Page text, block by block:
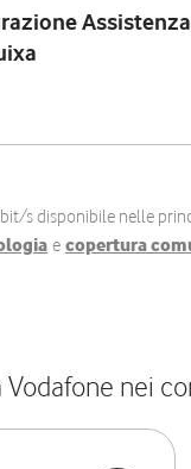
Assistenza
s disponibile nelle
e copertura
nei